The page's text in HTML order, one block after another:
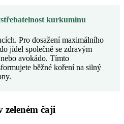
kurkuminu
Pro dosažení maximálního
jídel společně se zdravým
avokádo. Tímto
běžné koření na silný
zeleném čaji